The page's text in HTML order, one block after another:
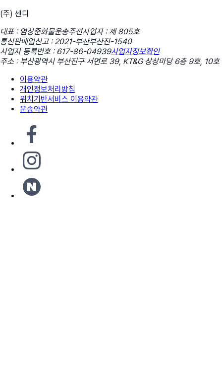
(주) 센디
대표 : 염상준화물운송주선사업자 : 제 805호
통신판매업신고 : 2021-부산부산진-1540
사업자 등록번호 : 617-86-04939사업자정보확인
주소 : 부산광역시 부산진구 서면로 39, KT&G 상상마당 6층 9호, 10호
이용약관
개인정보처리방침
위치기반서비스 이용약관
운송약관